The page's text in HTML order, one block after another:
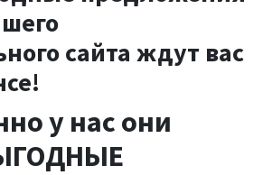
сайта ждут вас
у нас они